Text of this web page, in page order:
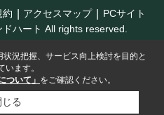
約 アクセスマップ
PCサイト
ハート All rights reserved.
況把握、サービス向上検討を目的と
ます。
ついて」 をご確認ください。
じる